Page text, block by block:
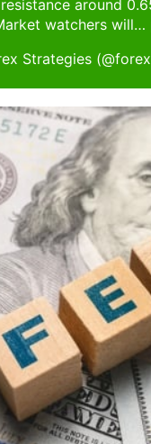
around
watchers will…
Strategies